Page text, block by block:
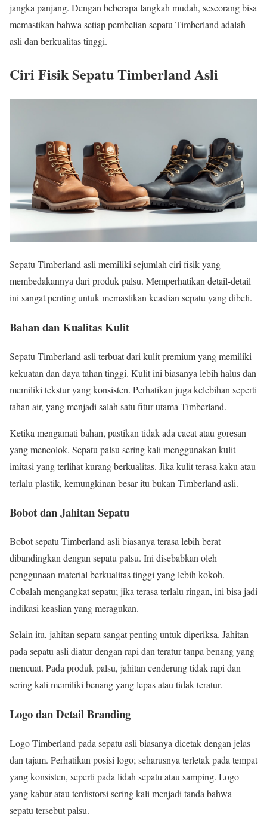
jangka panjang. Dengan beberapa langkah mudah, seseorang bisa
memastikan bahwa setiap pembelian sepatu Timberland adalah
asli dan berkualitas tinggi.
Ciri Fisik Sepatu Timberland Asli
Sepatu Timberland asli memiliki sejumlah ciri fisik yang
membedakannya dari produk palsu. Memperhatikan detail-detail
ini sangat penting untuk memastikan keaslian sepatu yang dibeli.
Bahan dan Kualitas Kulit
Sepatu Timberland asli terbuat dari kulit premium yang memiliki
kekuatan dan daya tahan tinggi. Kulit ini biasanya lebih halus dan
memiliki tekstur yang konsisten. Perhatikan juga kelebihan seperti
tahan air, yang menjadi salah satu fitur utama Timberland.
Ketika mengamati bahan, pastikan tidak ada cacat atau goresan
yang mencolok. Sepatu palsu sering kali menggunakan kulit
imitasi yang terlihat kurang berkualitas. Jika kulit terasa kaku atau
terlalu plastik, kemungkinan besar itu bukan Timberland asli.
Bobot dan Jahitan Sepatu
Bobot sepatu Timberland asli biasanya terasa lebih berat
dibandingkan dengan sepatu palsu. Ini disebabkan oleh
penggunaan material berkualitas tinggi yang lebih kokoh.
Cobalah mengangkat sepatu; jika terasa terlalu ringan, ini bisa jadi
indikasi keaslian yang meragukan.
Selain itu, jahitan sepatu sangat penting untuk diperiksa. Jahitan
pada sepatu asli diatur dengan rapi dan teratur tanpa benang yang
mencuat. Pada produk palsu, jahitan cenderung tidak rapi dan
sering kali memiliki benang yang lepas atau tidak teratur.
Logo dan Detail Branding
Logo Timberland pada sepatu asli biasanya dicetak dengan jelas
dan tajam. Perhatikan posisi logo; seharusnya terletak pada tempat
yang konsisten, seperti pada lidah sepatu atau samping. Logo
yang kabur atau terdistorsi sering kali menjadi tanda bahwa
sepatu tersebut palsu.